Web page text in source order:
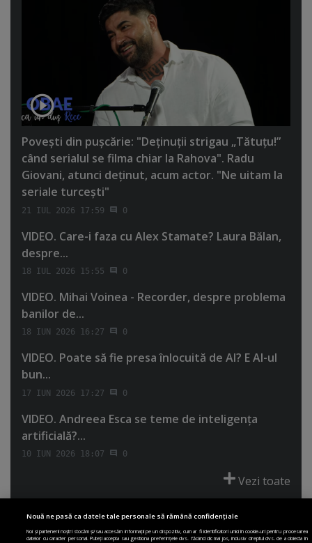
Poveşti din puşcărie: "Deţinuţii strigau „Tătuţu!”
când serialul se filma chiar la Rahova". Radu
Giovani, atunci deţinut, acum actor. "Ne uitam la
seriale turceşti"
21 IUL 2026 17:59 0
VIDEO. Care-i faza cu Alex Stamate? Laura Bălan,
despre...
18 IUL 2026 15:55 0
VIDEO. Mihai Voinea - Recorder, despre problema
banilor de...
18 IUN 2026 16:27 0
VIDEO. Poate să fie presa înlocuită de AI? E AI-ul
bun...
17 IUN 2026 17:27 0
VIDEO. Andreea Esca se teme de inteligenţa
artificială?...
10 IUN 2026 18:07 0
Vezi toate
Nouă ne pasă ca datele tale personale să rămână confidențiale
Noi și partenerii noștri stocăm și/sau accesăm informații pe un dispozitiv, cum ar fi identificatori unici în cookie-uri pentru procesarea
datelor cu caracter personal. Puteți accepta sau gestiona preferințele dvs. făcând clic mai jos, inclusiv dreptul dvs. de a obiecta în